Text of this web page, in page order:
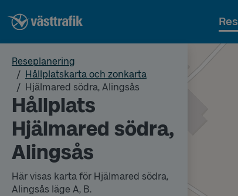
Reseplanering
Hållplatskarta och zonkarta
Hjälmared södra, Alingsås
Hållplats
Hjälmared södra,
Alingsås
Här visas karta för Hjälmared södra,
Alingsås läge A, B.